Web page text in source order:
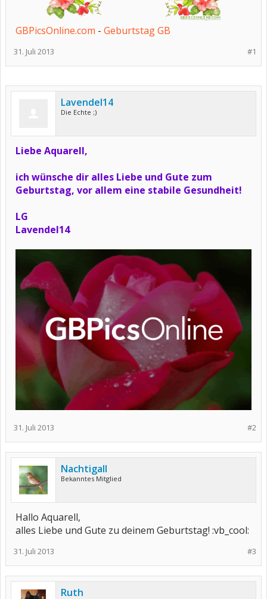
GBPicsOnline.com - Geburtstag GB
#1
31. Juli 2013
Lavendel14
Die Echte ;)
Liebe Aquarell,
ich wünsche dir alles Liebe und Gute zum
Geburtstag, vor allem eine stabile Gesundheit!
LG
Lavendel14
#2
31. Juli 2013
Nachtigall
Bekanntes Mitglied
Hallo Aquarell,
alles Liebe und Gute zu deinem Geburtstag! :vb_cool:
#3
31. Juli 2013
Ruth